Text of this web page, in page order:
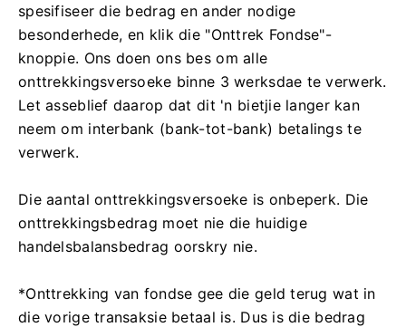
spesifiseer die bedrag en ander nodige
besonderhede, en klik die "Onttrek Fondse"-
knoppie. Ons doen ons bes om alle
onttrekkingsversoeke binne 3 werksdae te verwerk.
Let asseblief daarop dat dit 'n bietjie langer kan
neem om interbank (bank-tot-bank) betalings te
verwerk.
Die aantal onttrekkingsversoeke is onbeperk. Die
onttrekkingsbedrag moet nie die huidige
handelsbalansbedrag oorskry nie.
*Onttrekking van fondse gee die geld terug wat in
die vorige transaksie betaal is. Dus is die bedrag